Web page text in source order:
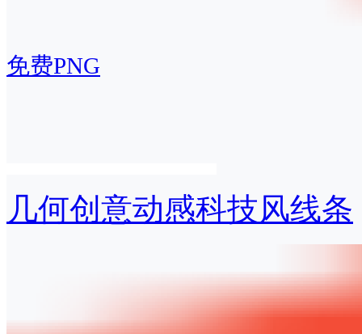
免费PNG
几何创意动感科技风线条